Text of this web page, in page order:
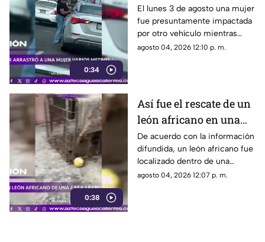
0:34
arrastró a una mujer
varios metros tras
accidente en Monterrey
El lunes 3 de agosto una mujer
fue presuntamente impactada
por otro vehículo mientras
circulaba sobre el paso elevado
agosto 04, 2026 12:10 p. m.
0:38
Así fue el rescate de un
león africano en una
casa abandonada en
Tamaulipas
De acuerdo con la información
difundida, un león africano fue
localizado dentro de una
vivienda abandonada en
agosto 04, 2026 12:07 p. m.